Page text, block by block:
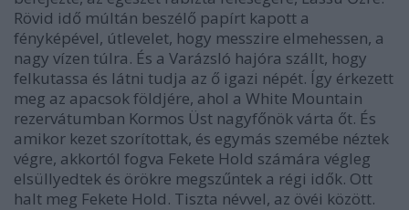
Rövid idő múltán beszélő papírt kapott a
fényképével, útlevelet, hogy messzire elmehessen, a
nagy vízen túlra. És a Varázsló hajóra szállt, hogy
felkutassa és látni tudja az ő igazi népét. Így érkezett
meg az apacsok földjére, ahol a White Mountain
rezervátumban Kormos Üst nagyfőnök várta őt. És
amikor kezet szorítottak, és egymás szemébe néztek
végre, akkortól fogva Fekete Hold számára végleg
elsüllyedtek és örökre megszűntek a régi idők. Ott
halt meg Fekete Hold. Tiszta névvel, az övéi között.